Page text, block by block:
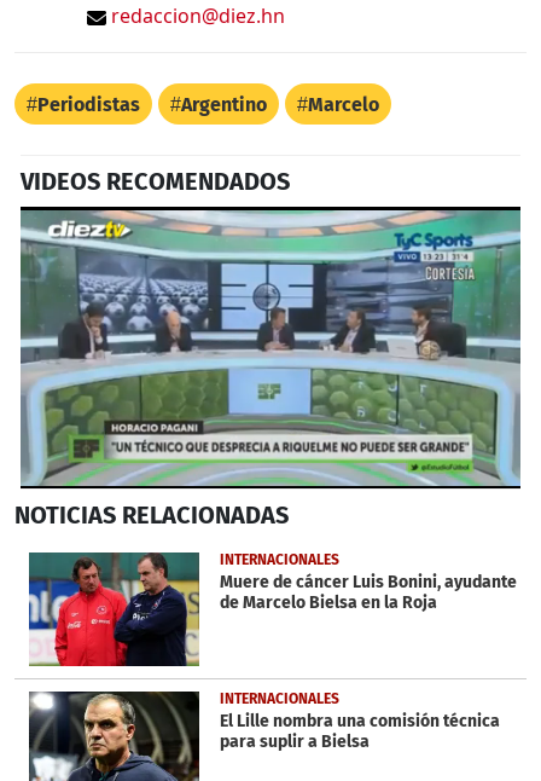
redaccion@diez.hn
Periodistas Argentino Marcelo
VIDEOS RECOMENDADOS
seconds
1
minute,
41
seconds
NOTICIAS RELACIONADAS
INTERNACIONALES
Muere de cáncer Luis Bonini, ayudante
de Marcelo Bielsa en la Roja
INTERNACIONALES
El Lille nombra una comisión técnica
para suplir a Bielsa